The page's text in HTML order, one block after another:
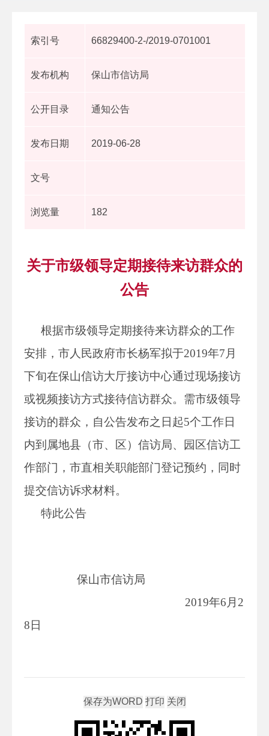
索引号 66829400-2-/2019-0701001
发布机构 保山市信访局
公开目录 通知公告
发布日期 2019-06-28
文号
浏览量 182
关于市级领导定期接待来访群众的
公告
根据市级领导定期接待来访群众的工作
安排，市人民政府市长杨军拟于2019年7月
下旬在保山信访大厅接访中心通过现场接访
或视频接访方式接待信访群众。需市级领导
接访的群众，自公告发布之日起5个工作日
内到属地县（市、区）信访局、园区信访工
作部门，市直相关职能部门登记预约，同时
提交信访诉求材料。
特此公告
保山市信访局
2019年6月2
8日